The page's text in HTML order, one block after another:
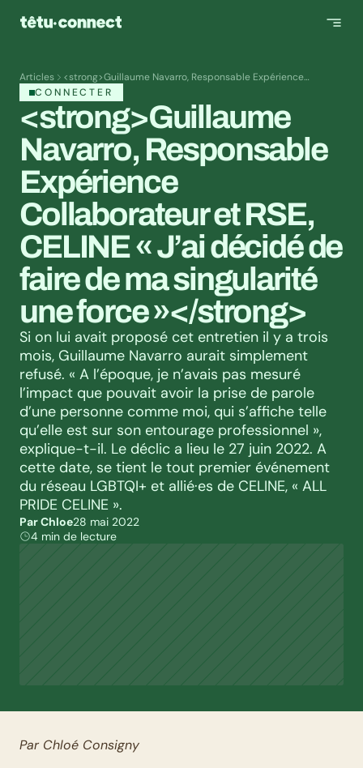
Articles
<strong>Guillaume Navarro, Responsable Expérience
Collaborateur et RSE, CELINE « J’ai décidé de faire de ma
singularité une force »</strong>
CONNECTER
<strong>Guillaume
Navarro, Responsable
Expérience
Collaborateur et RSE,
CELINE « J’ai décidé de
faire de ma singularité
une force »</strong>
Si on lui avait proposé cet entretien il y a trois
mois, Guillaume Navarro aurait simplement
refusé. « A l’époque, je n’avais pas mesuré
l’impact que pouvait avoir la prise de parole
d’une personne comme moi, qui s’affiche telle
qu’elle est sur son entourage professionnel »,
explique-t-il. Le déclic a lieu le 27 juin 2022. A
cette date, se tient le tout premier événement
du réseau LGBTQI+ et allié·es de CELINE, « ALL
PRIDE CELINE ».
Par Chloe28 mai 2022
4 min de lecture
Par Chloé Consigny